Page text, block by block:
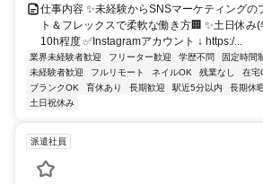
仕事内容 ✨未経験からSNSマーケティングの
ト＆フレックスで柔軟な働き方🏢 ✨土日休み
10h程度 ✅Instagramアカウント ↓ https:/...
業界未経験者歓迎 フリーター歓迎 学歴不問 固定時間
未経験者歓迎
フルリモート ネイルOK 残業なし 在宅
ブランクOK
育休あり 長期歓迎 駅近5分以内 長期休
土日祝休み
派遣社員